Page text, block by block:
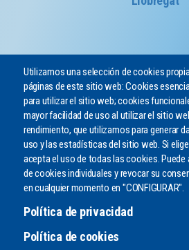
Utilizamos una selección de cookies
páginas de este sitio web: Cookies
para utilizar el sitio web; cookies
mayor facilidad de uso al utilizar el sitio
rendimiento, que utilizamos para generar
uso y las estadísticas del sitio web. Si elige
acepta el uso de todas las cookies. Puede
de cookies individuales y revocar su
en cualquier momento en "CONFIGURAR".
Política de privacidad
Política de cookies
¿PODEMOS AYUDARLE?
Envíenos un mensaje o llámenos
CONTACTO